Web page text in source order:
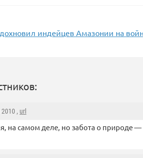
индейцев Амазонии на
, url
на самом деле, но забота о природе